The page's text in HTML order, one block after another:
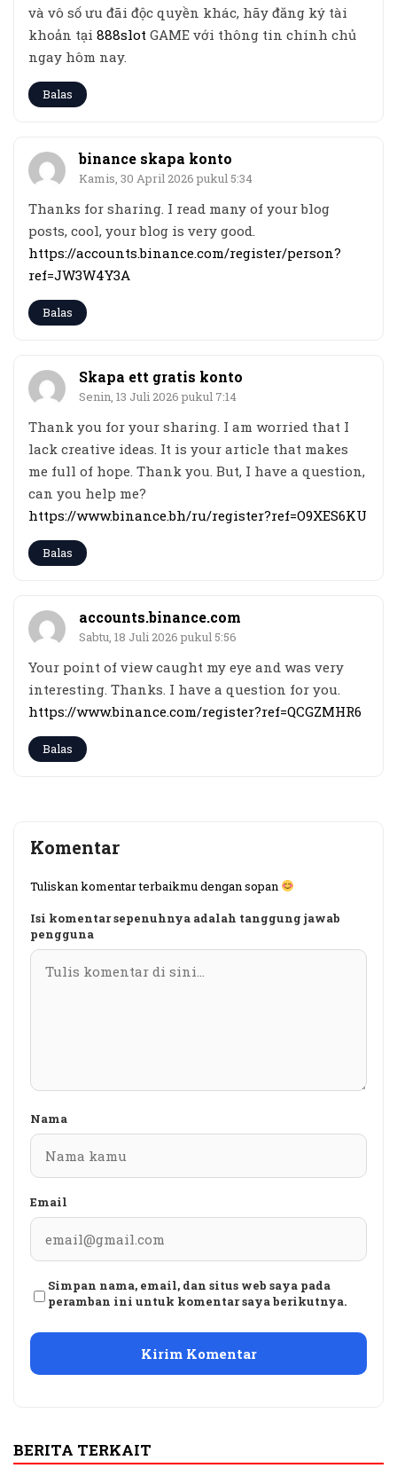
và vô số ưu đãi độc quyền khác, hãy đăng ký tài
khoản tại 888slot GAME với thông tin chính chủ
ngay hôm nay.
Balas
binance skapa konto
Kamis, 30 April 2026 pukul 5:34
Thanks for sharing. I read many of your blog
posts, cool, your blog is very good.
https://accounts.binance.com/register/person?
ref=JW3W4Y3A
Balas
Skapa ett gratis konto
Senin, 13 Juli 2026 pukul 7:14
Thank you for your sharing. I am worried that I
lack creative ideas. It is your article that makes
me full of hope. Thank you. But, I have a question,
can you help me?
https://www.binance.bh/ru/register?ref=O9XES6KU
Balas
accounts.binance.com
Sabtu, 18 Juli 2026 pukul 5:56
Your point of view caught my eye and was very
interesting. Thanks. I have a question for you.
https://www.binance.com/register?ref=QCGZMHR6
Balas
Komentar
Tuliskan komentar terbaikmu dengan sopan
Isi komentar sepenuhnya adalah tanggung jawab
pengguna
Nama
Email
Simpan nama, email, dan situs web saya pada
peramban ini untuk komentar saya berikutnya.
BERITA TERKAIT